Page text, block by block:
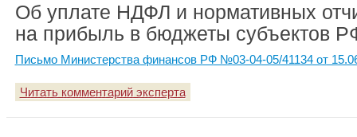
Об уплате НДФЛ и нормативных
на прибыль в бюджеты субъектов
Письмо Министерства финансов РФ №03-04-05/41134 от
Читать комментарий эксперта